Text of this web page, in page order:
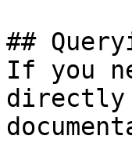
##
If you
directly